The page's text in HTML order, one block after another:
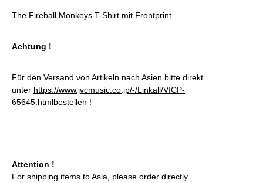
The Fireball Monkeys T-Shirt mit Frontprint
Achtung !
Für den Versand von Artikeln nach Asien bitte direkt
unter https://www.jvcmusic.co.jp/-/Linkall/VICP-
65645.htmlbestellen !
Attention !
For shipping items to Asia, please order directly